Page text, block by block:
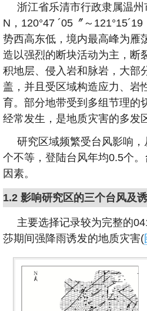
浙江省乐清市行政隶属温州
N，120°47 ´05〞～
势西高东低，境内最高峰为雁
造以强烈的断块活动为主，断
积地层、侵入岩和脉岩，大部
盖，并且受区域构造应力、岩
育。部分地带受到多组节理的
经常发生，是地质灾害的多发
研究区域频繁受台风影响
个不等，登陆台风年均0.5个
因素。
1.2 影响研究区的三个台风及
主要选择记录较为完整的
莎期间强降雨诱发的地质灾害(